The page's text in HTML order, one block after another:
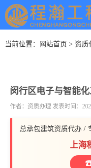
当前位置： 网站首页 > 资质
闵行区电子与智能
作者：资质办理 发表时间：
总承包建筑资质代办 /
上海
☎